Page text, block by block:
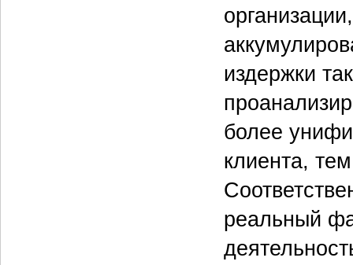
издержки
более
клиента,
реальный